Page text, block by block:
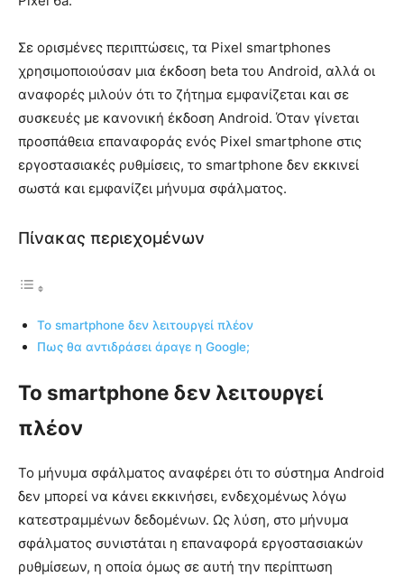
Σε ορισμένες περιπτώσεις, τα Pixel smartphones
χρησιμοποιούσαν μια έκδοση beta του Android, αλλά οι
αναφορές μιλούν ότι το ζήτημα εμφανίζεται και σε
συσκευές με κανονική έκδοση Android. Όταν γίνεται
προσπάθεια επαναφοράς ενός Pixel smartphone στις
εργοστασιακές ρυθμίσεις, το smartphone δεν εκκινεί
σωστά και εμφανίζει μήνυμα σφάλματος.
Πίνακας περιεχομένων
Το smartphone δεν λειτουργεί πλέον
Πως θα αντιδράσει άραγε η Google;
Το smartphone δεν λειτουργεί
πλέον
Το μήνυμα σφάλματος αναφέρει ότι το σύστημα Android
δεν μπορεί να κάνει εκκινήσει, ενδεχομένως λόγω
κατεστραμμένων δεδομένων. Ως λύση, στο μήνυμα
σφάλματος συνιστάται η επαναφορά εργοστασιακών
ρυθμίσεων, η οποία όμως σε αυτή την περίπτωση